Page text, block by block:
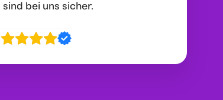
sind bei uns sicher.